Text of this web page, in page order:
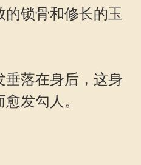
锁骨和修长的玉
落在身后，这身
发勾人。